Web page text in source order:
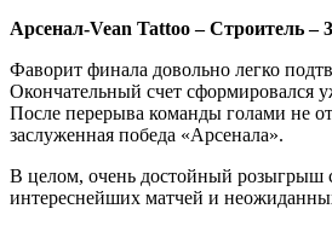
Арсенал-Vean Tattoo – Строитель –
Фаворит финала довольно легко
Окончательный счет сформировался
После перерыва команды голами не
заслуженная победа «Арсенала».
В целом, очень достойный розыгрыш
интереснейших матчей и